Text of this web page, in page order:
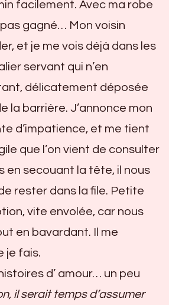
facilement. Avec ma robe
gagné… Mon voisin
et je me vois déjà dans les
servant qui n’en
délicatement déposée
la barrière. J’annonce mon
d’impatience, et me tient
que l’on vient de consulter
en secouant la tête, il nous
rester dans la file. Petite
vite envolée, car nous
en bavardant. Il me
je fais.
d’ amour… un peu
il serait temps d’assumer